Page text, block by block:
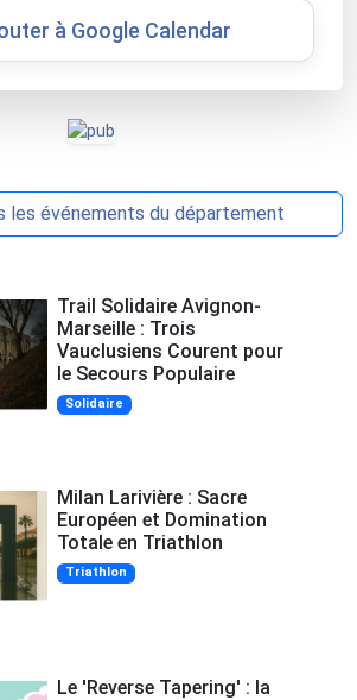
à Google Calendar
les événements du département
Trail Solidaire Avignon-
Marseille : Trois
Vauclusiens Courent pour
le Secours Populaire
Solidaire
Milan Larivière : Sacre
Européen et Domination
Totale en Triathlon
Triathlon
Le 'Reverse Tapering' : la